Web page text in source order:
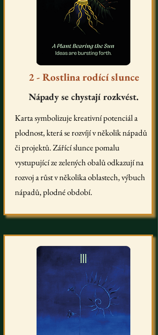
2 - Rostlina rodící slunce
Nápady se chystají rozkvést.
Karta symbolizuje kreativní potenciál a
plodnost, která se rozvíjí v několik nápadů
či projektů. Zářící slunce pomalu
vystupující ze zelených obalů odkazují na
rozvoj a růst v několika oblastech, výbuch
nápadů, plodné období.